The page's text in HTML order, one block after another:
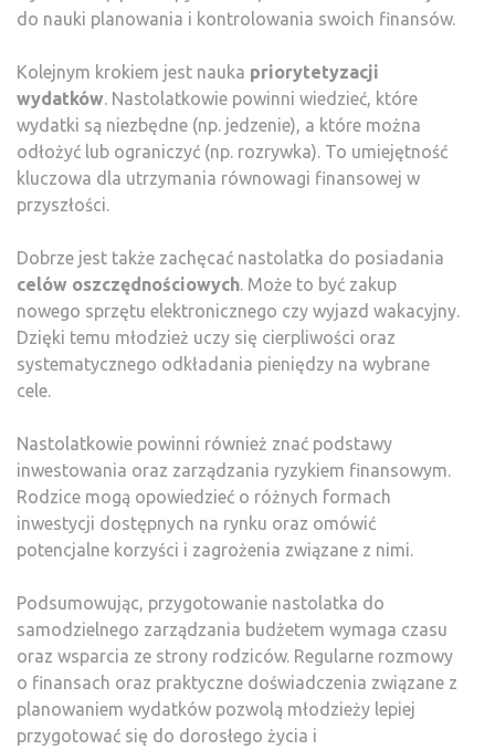
do nauki planowania i kontrolowania swoich finansów.
Kolejnym krokiem jest nauka priorytetyzacji
wydatków. Nastolatkowie powinni wiedzieć, które
wydatki są niezbędne (np. jedzenie), a które można
odłożyć lub ograniczyć (np. rozrywka). To umiejętność
kluczowa dla utrzymania równowagi finansowej w
przyszłości.
Dobrze jest także zachęcać nastolatka do posiadania
celów oszczędnościowych. Może to być zakup
nowego sprzętu elektronicznego czy wyjazd wakacyjny.
Dzięki temu młodzież uczy się cierpliwości oraz
systematycznego odkładania pieniędzy na wybrane
cele.
Nastolatkowie powinni również znać podstawy
inwestowania oraz zarządzania ryzykiem finansowym.
Rodzice mogą opowiedzieć o różnych formach
inwestycji dostępnych na rynku oraz omówić
potencjalne korzyści i zagrożenia związane z nimi.
Podsumowując, przygotowanie nastolatka do
samodzielnego zarządzania budżetem wymaga czasu
oraz wsparcia ze strony rodziców. Regularne rozmowy
o finansach oraz praktyczne doświadczenia związane z
planowaniem wydatków pozwolą młodzieży lepiej
przygotować się do dorosłego życia i